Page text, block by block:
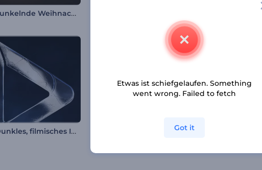
Funkelnde Weihnachtsvorstellung
Dunkles, filmisches Intro Wirbelnde Neonlinien Intro
Etwas ist schiefgelaufen. Something
went wrong. Failed to fetch
Got it